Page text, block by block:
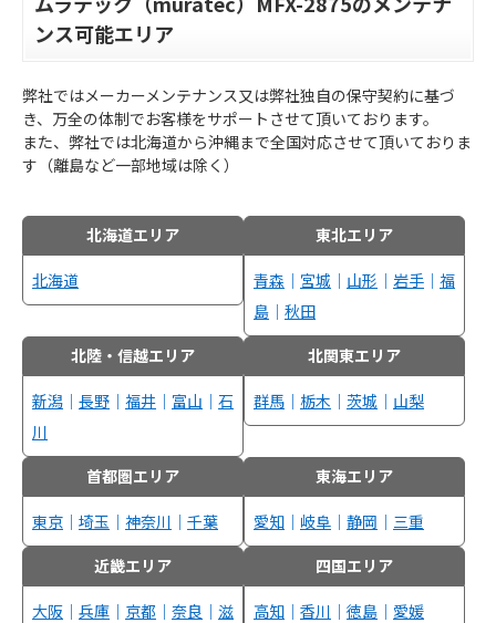
ンス可能エリア
弊社ではメーカーメンテナンス又は弊社独自の保守契約に基づ
き、万全の体制でお客様をサポートさせて頂いております。
また、弊社では北海道から沖縄まで全国対応させて頂いておりま
す（離島など一部地域は除く）
北海道エリア
北海道
東北エリア
青森 ｜ 宮城 ｜ 山形 ｜ 岩手 ｜ 福
島 ｜ 秋田
北陸・信越エリア
新潟 ｜ 長野 ｜ 福井 ｜ 富山 ｜ 石
川
北関東エリア
群馬 ｜ 栃木 ｜ 茨城 ｜ 山梨
首都圏エリア
東京 ｜ 埼玉 ｜ 神奈川 ｜ 千葉
東海エリア
愛知 ｜ 岐阜 ｜ 静岡 ｜ 三重
近畿エリア
大阪 ｜ 兵庫 ｜ 京都 ｜ 奈良 ｜ 滋
四国エリア
高知 ｜ 香川 ｜ 徳島 ｜ 愛媛